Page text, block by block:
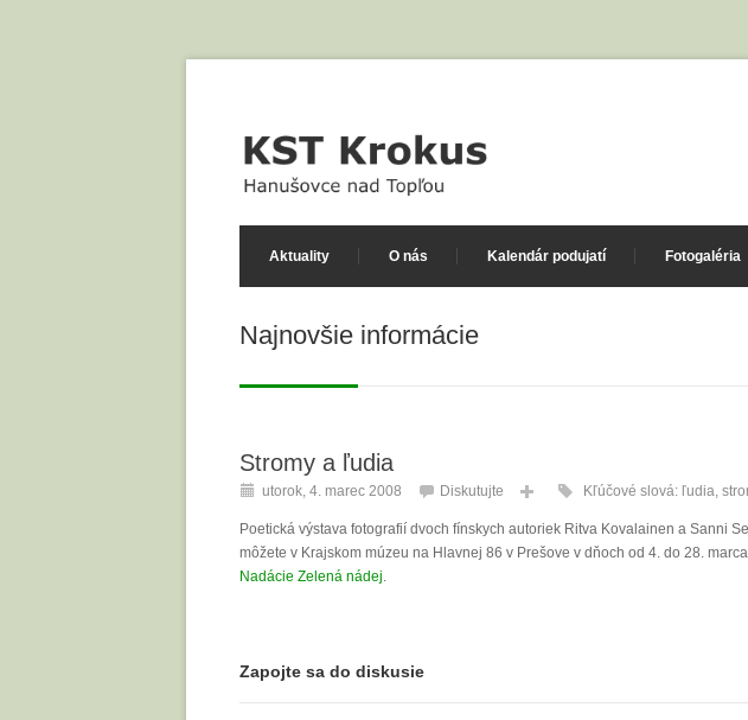
Aktuality O nás Kalendár podujatí Fotogaléria
Najnovšie informácie
Stromy a ľudia
utorok, 4. marec 2008 Diskutujte Kľúčové slová: ľudia,
Poetická výstava fotografií dvoch fínskych autoriek Ritva Kovalainen a Sanni
môžete v Krajskom múzeu na Hlavnej 86 v Prešove v dňoch od 4. do 28.
Nadácie Zelená nádej.
Zapojte sa do diskusie